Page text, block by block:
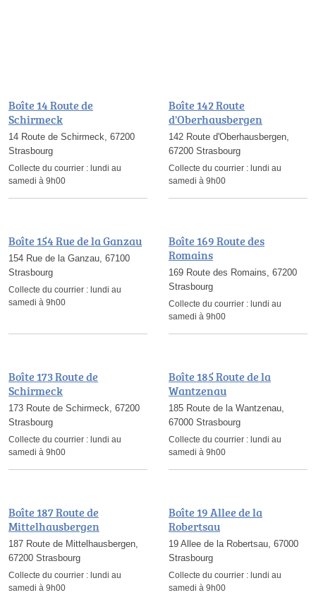
Boîte 14 Route de
Schirmeck
14 Route de Schirmeck, 67200
Strasbourg
Collecte du courrier : lundi au
samedi à 9h00
Boîte 142 Route
d'Oberhausbergen
142 Route d'Oberhausbergen,
67200 Strasbourg
Collecte du courrier : lundi au
samedi à 9h00
Boîte 154 Rue de la Ganzau
154 Rue de la Ganzau, 67100
Strasbourg
Collecte du courrier : lundi au
samedi à 9h00
Boîte 169 Route des
Romains
169 Route des Romains, 67200
Strasbourg
Collecte du courrier : lundi au
samedi à 9h00
Boîte 173 Route de
Schirmeck
173 Route de Schirmeck, 67200
Strasbourg
Collecte du courrier : lundi au
samedi à 9h00
Boîte 185 Route de la
Wantzenau
185 Route de la Wantzenau,
67000 Strasbourg
Collecte du courrier : lundi au
samedi à 9h00
Boîte 187 Route de
Mittelhausbergen
187 Route de Mittelhausbergen,
67200 Strasbourg
Collecte du courrier : lundi au
samedi à 9h00
Boîte 19 Allee de la
Robertsau
19 Allee de la Robertsau, 67000
Strasbourg
Collecte du courrier : lundi au
samedi à 9h00